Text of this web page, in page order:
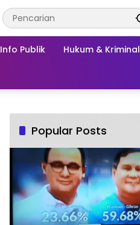
Info Publik Hukum & Kriminal
Popular Posts